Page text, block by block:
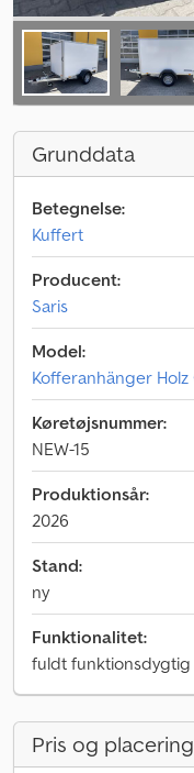
Grunddata
Betegnelse:
Kuffert
Producent:
Saris
Model:
Kofferanhänger Holz
Køretøjsnummer:
NEW-15
Produktionsår:
2026
Stand:
ny
Funktionalitet:
fuldt funktionsdygtig
Pris og placering